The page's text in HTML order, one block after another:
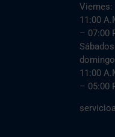
Viernes:
11:00
– 07:00
11:00
– 05:00